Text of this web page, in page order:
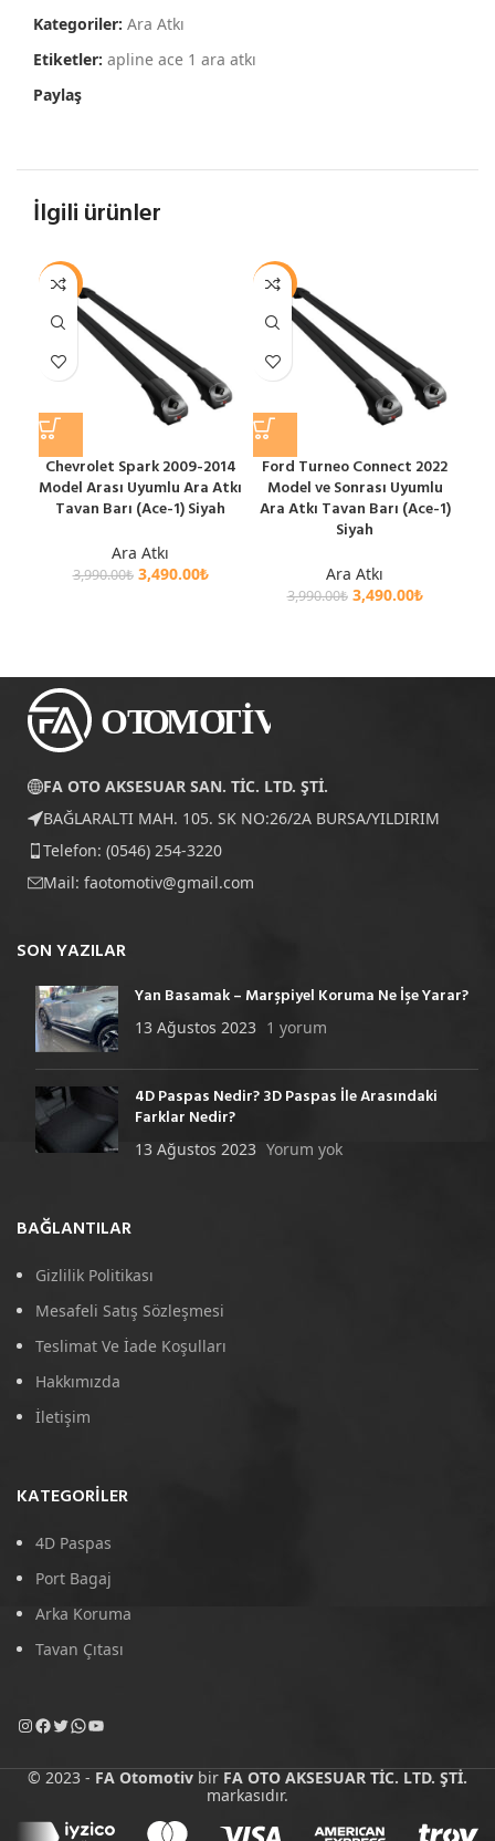
Kategoriler: Ara Atkı
Etiketler: apline ace 1 ara atkı
Paylaş
İlgili ürünler
-13%
Chevrolet Spark 2009-2014
Model Arası Uyumlu Ara Atkı
Tavan Barı (Ace-1) Siyah
Ara Atkı
3,990.00₺ 3,490.00₺
-13%
Ford Turneo Connect 2022
Model ve Sonrası Uyumlu
Ara Atkı Tavan Barı (Ace-1)
Siyah
Ara Atkı
3,990.00₺ 3,490.00₺
FA OTO AKSESUAR SAN. TİC. LTD. ŞTİ.
BAĞLARALTI MAH. 105. SK NO:26/2A BURSA/YILDIRIM
Telefon: (0546) 254-3220
Mail: faotomotiv@gmail.com
SON YAZILAR
Yan Basamak – Marşpiyel Koruma Ne İşe Yarar?
13 Ağustos 2023 1 yorum
4D Paspas Nedir? 3D Paspas İle Arasındaki
Farklar Nedir?
13 Ağustos 2023 Yorum yok
BAĞLANTILAR
Gizlilik Politikası
Mesafeli Satış Sözleşmesi
Teslimat Ve İade Koşulları
Hakkımızda
İletişim
KATEGORILER
4D Paspas
Port Bagaj
Arka Koruma
Tavan Çıtası
© 2023 - FA Otomotiv bir FA OTO AKSESUAR TİC. LTD. ŞTİ.
markasıdır.